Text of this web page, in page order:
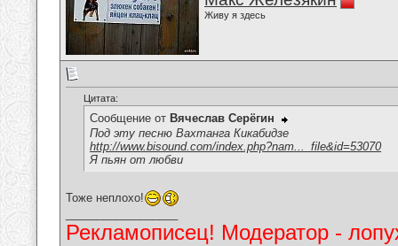
Живу я здесь
Цитата:
Сообщение от Вячеслав Серёгин
Под эту песню Вахтанга Кикабидзе
http://www.bisound.com/index.php?nam..._file&id=53070
Я пьян от любви
Тоже неплохо!
Рекламописец! Модератор -